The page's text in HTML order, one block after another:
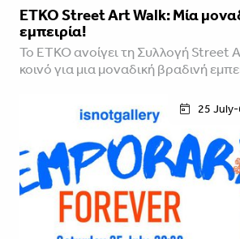
ETKO Street Art Walk: Μία
εμπειρία!
Το ETKO ανοίγει τη Συλλογή Street
κοινό για μια μοναδική βραδινή
25